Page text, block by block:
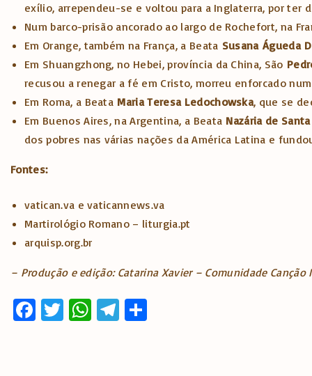
exílio, arrependeu-se e voltou para a Inglaterra, por ter
Num barco-prisão ancorado ao largo de Rochefort, na
Em Orange, também na França, a Beata Susana Águeda
Em Shuangzhong, no Hebei, província da China, São
recusou a renegar a fé em Cristo, morreu enforcado
Em Roma, a Beata Maria Teresa Ledochowska, que se
Em Buenos Aires, na Argentina, a Beata Nazária de
dos pobres nas várias nações da América Latina e
Fontes:
vatican.va e vaticannews.va
Martirológio Romano – liturgia.pt
arquisp.org.br
– Produção e edição: Catarina Xavier – Comunidade Canção
Fa T
W T